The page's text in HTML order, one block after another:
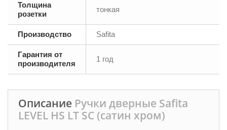
Толщина
розетки
тонкая
Производство Safita
Гарантия от
производителя
1 год
Описание Ручки дверные Safita
LEVEL HS LT SC (сатин хром)